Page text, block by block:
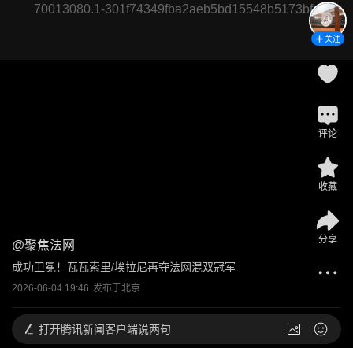
70013080.1-301f74349fba2aeb5bd15548b5173bfc
@聚焦法网
成功卫冕！瓦瓦索里/埃拉尼再夺法网混双冠军
2026-06-04 19:46 发布于北京
关注
评论
收藏
分享
打开腾讯新闻客户端说两句